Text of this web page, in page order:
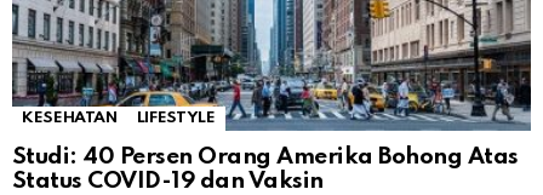
KESEHATAN LIFESTYLE
Studi: 40 Persen Orang Amerika Bohong Atas
Status COVID-19 dan Vaksin